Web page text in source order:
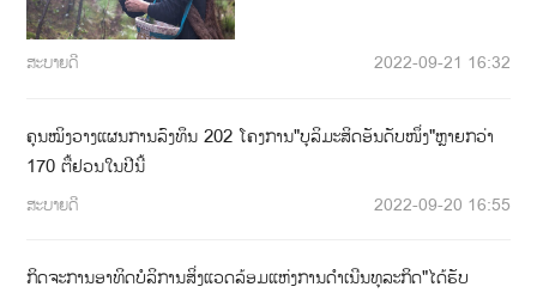
ສະບາຍດີ 2022-09-21 16:32
ຄຸນໝິງວາງແຜນການລົງທຶນ 202 ໂຄງການ"ບຸລິມະສິດອັນດັບໜຶ່ງ"ຫຼາຍກວ່າ
170 ຕື້ຢວນໃນປີນີ້
ສະບາຍດີ 2022-09-20 16:55
ກິດຈະການອາທິດບໍລິການສິ່ງແວດລ້ອມແຫ່ງການດຳເນີນທຸລະກິດ"ໄດ້ຮັບ